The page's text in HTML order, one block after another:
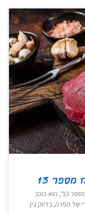
13
מהו שייטל? שייטל, או כפי שהוא מכונה "נתח מספר 13", הוא כוכב
בדיוק בין